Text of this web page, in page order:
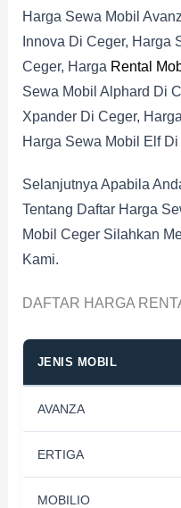
Harga Sewa Mobil
Innova Di Ceger, Harga
Ceger, Harga Rental
Sewa Mobil Alphard Di
Xpander Di Ceger,
Harga Sewa Mobil Elf Di
Selanjutnya Apabila
Tentang Daftar Harga
Mobil Ceger Silahkan
Kami.
DAFTAR HARGA
JENIS MOBIL
AVANZA
ERTIGA
MOBILIO